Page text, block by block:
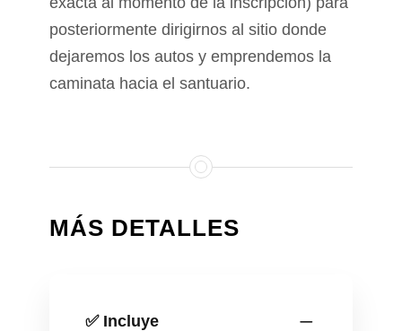
posteriormente dirigirnos al sitio donde
dejaremos los autos y emprendemos la
caminata hacia el santuario.
MÁS DETALLES
✅ Incluye